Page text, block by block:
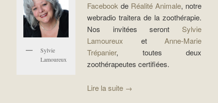
Sylvie
Lamoureux
Facebook de Réalité Animale, notre
webradio traitera de la zoothérapie.
Nos invitées seront Sylvie
Lamoureux et Anne-Marie
Trépanier, toutes deux
zoothérapeutes certifiées.
Lire la suite →